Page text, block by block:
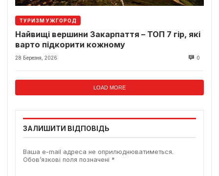
ТУРИЗМ УЖГОРОД
Найвищі вершини Закарпаття – ТОП 7 гір, які
варто підкорити кожному
28 Березня, 2026 0
LOAD MORE
ЗАЛИШИТИ ВІДПОВІДЬ
Ваша e-mail адреса не оприлюднюватиметься.
Обов’язкові поля позначені *